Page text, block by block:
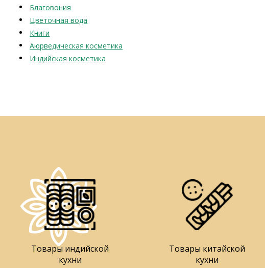
Благовония
Цветочная вода
Книги
Аюрведическая косметика
Индийская косметика
Товары индийской
кухни
Товары китайской
кухни